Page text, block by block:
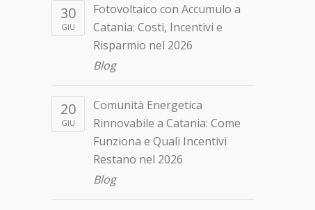
30
GIU
Fotovoltaico con Accumulo a
Catania: Costi, Incentivi e
Risparmio nel 2026
Blog
20
GIU
Comunità Energetica
Rinnovabile a Catania: Come
Funziona e Quali Incentivi
Restano nel 2026
Blog